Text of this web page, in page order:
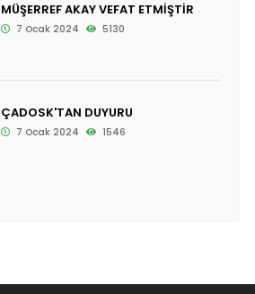
MÜŞERREF AKAY VEFAT ETMİŞTİR
7 Ocak 2024 5130
ÇADOSK'TAN DUYURU
7 Ocak 2024 1546